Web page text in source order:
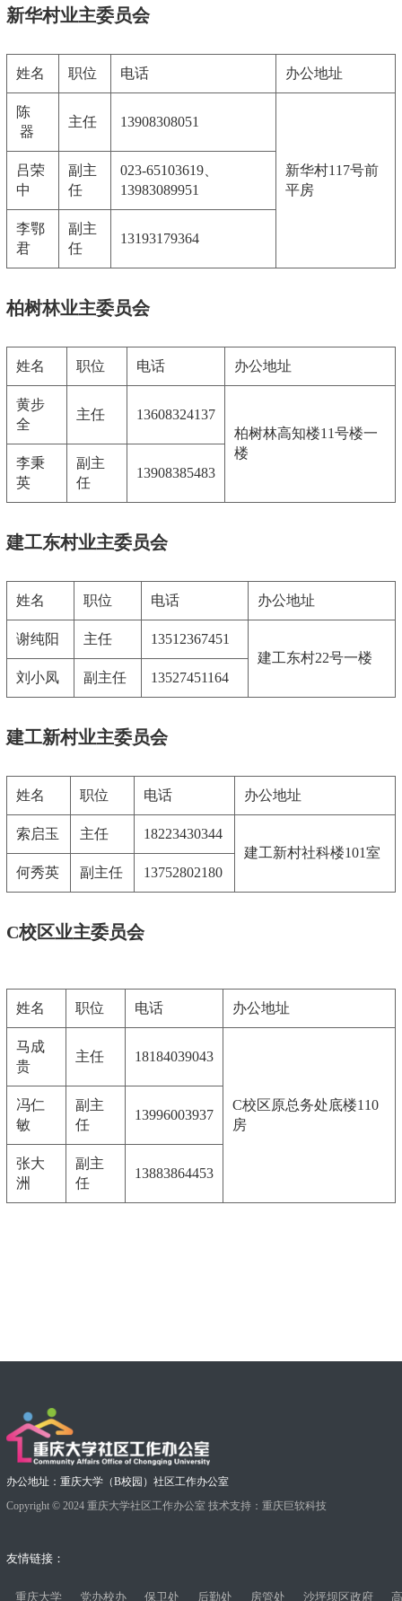
新华村业主委员会
姓名 职位 电话 办公地址
陈
器
主任 13908308051
新华村117号前
平房
吕荣
中
副主
任
023-65103619、
13983089951
李鄂
君
副主
任
13193179364
柏树林业主委员会
姓名 职位 电话 办公地址
黄步
全
主任
13608324137
柏树林高知楼11号楼一
楼
李秉
英
副主
任
13908385483
建工东村业主委员会
姓名 职位 电话 办公地址
谢纯阳 主任
13512367451
建工东村22号一楼
刘小凤
副主任 13527451164
建工新村业主委员会
姓名 职位 电话 办公地址
索启玉 主任
18223430344
建工新村社科楼101室
何秀英
副主任 13752802180
C校区业主委员会
姓名 职位 电话 办公地址
马成
贵
主任 18184039043
C校区原总务处底楼110
房
冯仁
敏
副主
任
13996003937
张大
洲
副主
任
13883864453
办公地址：重庆大学（B校园）社区工作办公室
Copyright © 2024 重庆大学社区工作办公室 技术支持： 重庆巨软科技
友情链接：
重庆大学 党办校办 保卫处 后勤处 房管处 沙坪坝区政府